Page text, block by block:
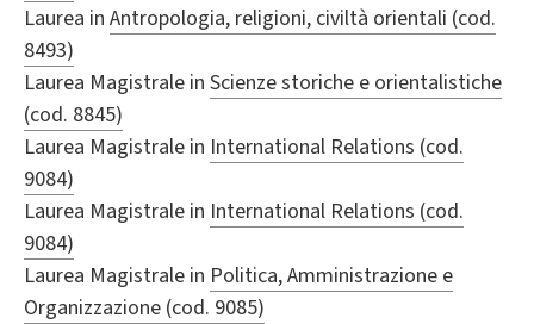
Laurea in Antropologia, religioni, civiltà orientali (cod.
8493)
Laurea Magistrale in Scienze storiche e orientalistiche
(cod. 8845)
Laurea Magistrale in International Relations (cod.
9084)
Laurea Magistrale in International Relations (cod.
9084)
Laurea Magistrale in Politica, Amministrazione e
Organizzazione (cod. 9085)